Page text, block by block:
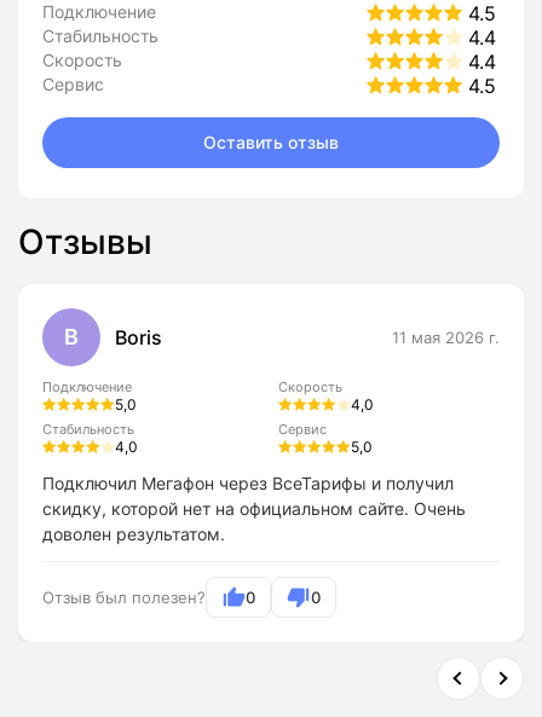
Подключение 4.5
Стабильность 4.4
Скорость 4.4
Сервис 4.5
Оставить отзыв
Отзывы
B Boris 11 мая 2026 г.
Подключение
5,0
Скорость
4,0
Стабильность
4,0
Сервис
5,0
Подключил Мегафон через ВсеТарифы и получил
скидку, которой нет на официальном сайте. Очень
доволен результатом.
Отзыв был полезен? 0 0